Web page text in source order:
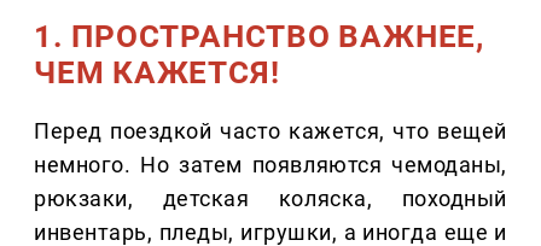
1. ПРОСТРАНСТВО ВАЖНЕЕ,
ЧЕМ КАЖЕТСЯ!
Перед поездкой часто кажется, что вещей
немного. Но затем появляются чемоданы,
рюкзаки, детская коляска, походный
инвентарь, пледы, игрушки, а иногда еще и